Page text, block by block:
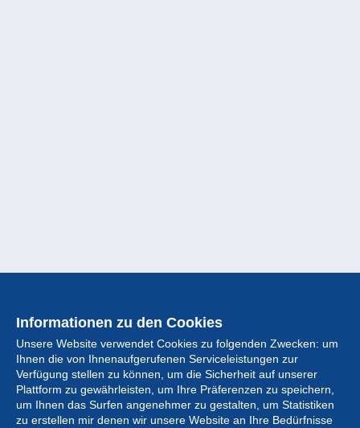
Informationen zu den Cookies
Unsere Website verwendet Cookies zu folgenden Zwecken: um
Ihnen die von Ihnenaufgerufenen Serviceleistungen zur
Verfügung stellen zu können, um die Sicherheit auf unserer
Plattform zu gewährleisten, um Ihre Präferenzen zu speichern,
um Ihnen das Surfen angenehmer zu gestalten, um Statistiken
zu erstellen mir denen wir unsere Website an Ihre Bedürfnisse